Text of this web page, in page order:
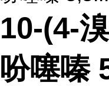
10-(4-
吩噻嗪